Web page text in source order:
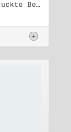
Titel: Manuskripte und gedruckte Belege (1)